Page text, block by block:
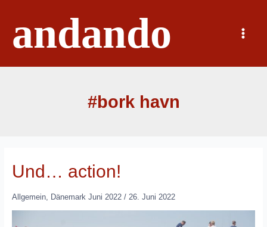
springenandando
Main
Menu
#bork havn
Und… action!
Allgemein, Dänemark Juni 2022/ 26. Juni 2022